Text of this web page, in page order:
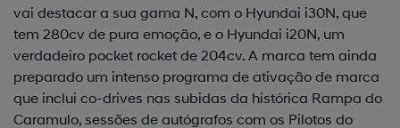
vai destacar a sua gama N, com o Hyundai i30N, que
tem 280cv de pura emoção, e o Hyundai i20N, um
verdadeiro pocket rocket de 204cv. A marca tem ainda
preparado um intenso programa de ativação de marca
que inclui co-drives nas subidas da histórica Rampa do
Caramulo, sessões de autógrafos com os Pilotos do